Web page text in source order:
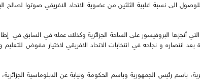
الى نسبة اغلبية الثلثين من عضوية الاتحاد الافريقي صوتوا لصالح
أنجزها البروفيسور على الساحة الجزائرية وكذلك عمله في السابق في
انتصاره و نجاحه في انتخابات الاتحاد الافريقي لاختيار مفوض للتعليم
باسم رئيس الجمهورية وباسم الحكومة ونيابة عن الدبلوماسية